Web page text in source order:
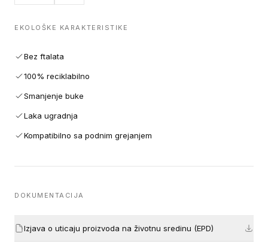
EKOLOŠKE KARAKTERISTIKE
Bez ftalata
100% reciklabilno
Smanjenje buke
Laka ugradnja
Kompatibilno sa podnim grejanjem
DOKUMENTACIJA
Izjava o uticaju proizvoda na životnu sredinu (EPD)